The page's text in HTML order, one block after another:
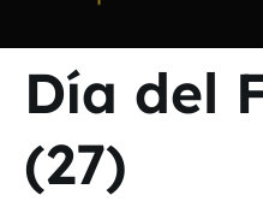
Día del
(27)